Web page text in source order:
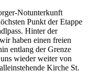
Notunterkunft
Punkt der Etappe
Hinter der
haben einen freien
entlang der Grenze
wieder weiter von
Kirche St.